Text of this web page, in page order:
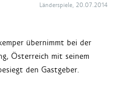
Länderspiele, 20.07.2014
übernimmt bei der
Österreich mit seinem
den Gastgeber.